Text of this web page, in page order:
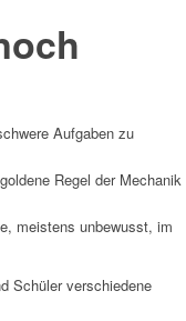
Aufgaben zu
Regel der Mechanik
meistens unbewusst, im
Schüler verschiedene